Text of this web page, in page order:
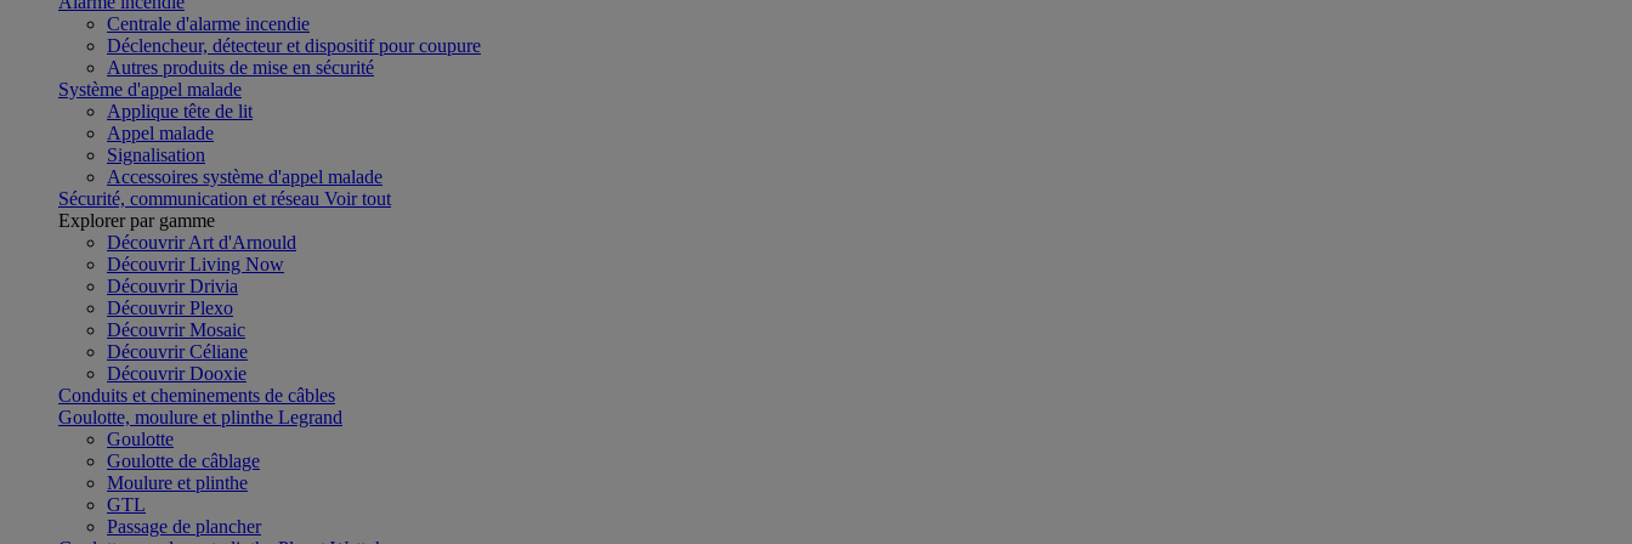
Centrale d'alarme incendie
Déclencheur, détecteur et dispositif pour coupure
Autres produits de mise en sécurité
Système d'appel malade
Applique tête de lit
Appel malade
Signalisation
Accessoires système d'appel malade
Sécurité, communication et réseau Voir tout
Explorer par gamme
Découvrir Art d'Arnould
Découvrir Living Now
Découvrir Drivia
Découvrir Plexo
Découvrir Mosaic
Découvrir Céliane
Découvrir Dooxie
Conduits et cheminements de câbles
Goulotte, moulure et plinthe Legrand
Goulotte
Goulotte de câblage
Moulure et plinthe
GTL
Passage de plancher